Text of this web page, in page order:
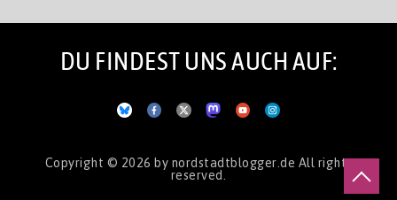
DU FINDEST UNS AUCH AUF:
Copyright © 2026 by nordstadtblogger.de All rights
reserved.